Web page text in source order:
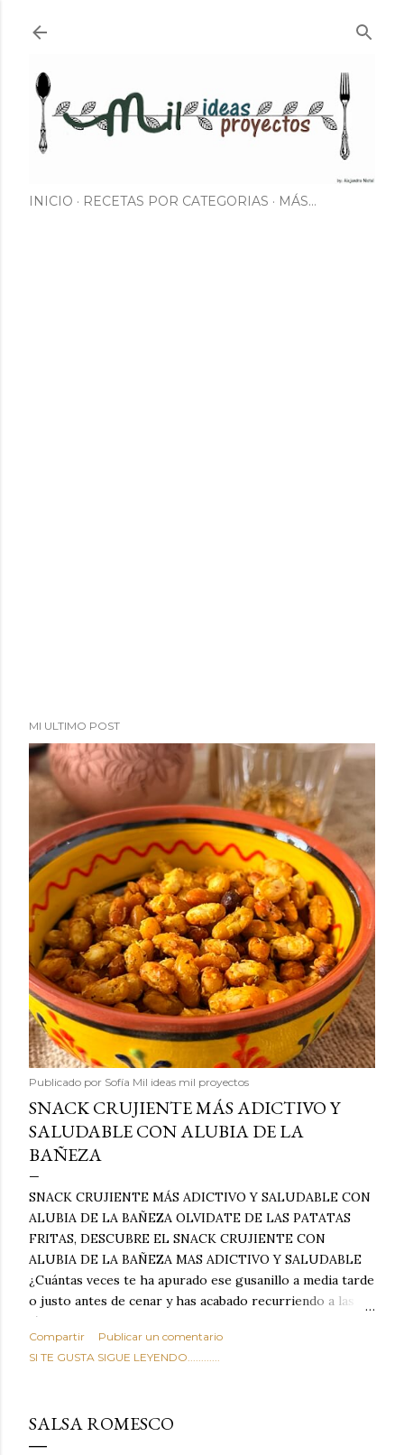
INICIO RECETAS POR CATEGORIAS MÁS…
MI ULTIMO POST
Publicado por Sofía Mil ideas mil proyectos
SNACK CRUJIENTE MÁS ADICTIVO Y
SALUDABLE CON ALUBIA DE LA
BAÑEZA
SNACK CRUJIENTE MÁS ADICTIVO Y SALUDABLE CON
ALUBIA DE LA BAÑEZA OLVIDATE DE LAS PATATAS
FRITAS, DESCUBRE EL SNACK CRUJIENTE CON
ALUBIA DE LA BAÑEZA MAS ADICTIVO Y SALUDABLE
¿Cuántas veces te ha apurado ese gusanillo a media tarde
o justo antes de cenar y has acabado recurriendo a las
típicas patatas de bolsa, frutos secos fritos o snacks
ultraprocesados llenos de grasas saturadas y sodio?
Todos hemos estado ahí. Sin embargo, cuidarse no tiene
satisface. Estas alubias crujientes al horno van a cambiar
por completo tu forma de ver las legumbres. Olvídate de
Compartir
Publicar un comentario
SI TE GUSTA SIGUE LEYENDO............
SALSA ROMESCO